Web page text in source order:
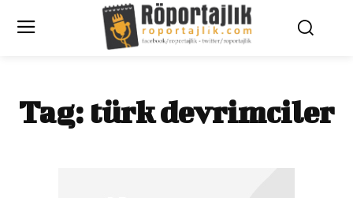
Tag: türk devrimciler